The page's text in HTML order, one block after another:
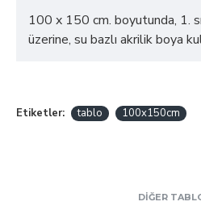
100 x 150 cm. boyutunda, 1.
üzerine, su bazlı akrilik boya
Etiketler: tablo 100x150cm
DIĞER